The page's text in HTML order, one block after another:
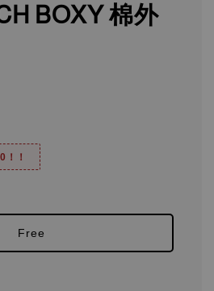
BOXY 棉外
！
Free